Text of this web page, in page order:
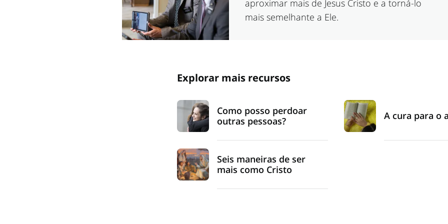
aproximar mais de Jesus Cristo e a torná-lo
mais semelhante a Ele.
Explorar mais recursos
Como posso perdoar
outras pessoas?
A cura para o
Seis maneiras de ser
mais como Cristo